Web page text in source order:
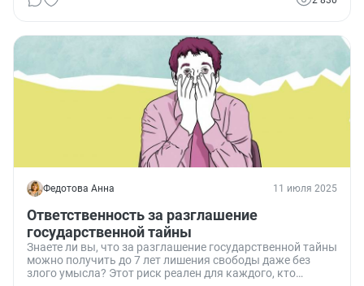
Федотова Анна 11 июля 2025
Ответственность за разглашение
государственной тайны
Знаете ли вы, что за разглашение государственной тайны
можно получить до 7 лет лишения свободы даже без
злого умысла? Этот риск реален для каждого, кто